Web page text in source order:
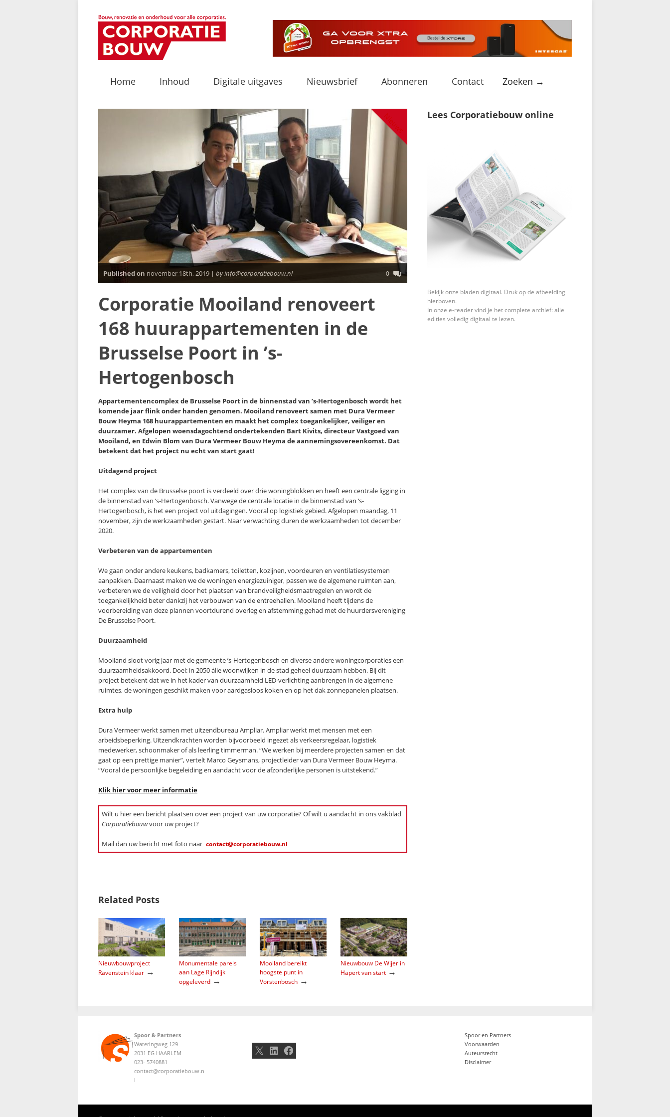
Home Inhoud Digitale uitgaves Nieuwsbrief Abonneren Contact Zoeken →
Nieuws
Published on november 18th, 2019 | by info@corporatiebouw.nl 0
Corporatie Mooiland renoveert
168 huurappartementen in de
Brusselse Poort in ’s-
Hertogenbosch
Appartementencomplex de Brusselse Poort in de binnenstad van ’s-Hertogenbosch wordt het
komende jaar flink onder handen genomen. Mooiland renoveert samen met Dura Vermeer
Bouw Heyma 168 huurappartementen en maakt het complex toegankelijker, veiliger en
duurzamer. Afgelopen woensdagochtend ondertekenden Bart Kivits, directeur Vastgoed van
Mooiland, en Edwin Blom van Dura Vermeer Bouw Heyma de aannemingsovereenkomst. Dat
betekent dat het project nu echt van start gaat!
Uitdagend project
Het complex van de Brusselse poort is verdeeld over drie woningblokken en heeft een centrale ligging in
de binnenstad van ‘s-Hertogenbosch. Vanwege de centrale locatie in de binnenstad van ‘s-
Hertogenbosch, is het een project vol uitdagingen. Vooral op logistiek gebied. Afgelopen maandag, 11
november, zijn de werkzaamheden gestart. Naar verwachting duren de werkzaamheden tot december
2020.
Verbeteren van de appartementen
We gaan onder andere keukens, badkamers, toiletten, kozijnen, voordeuren en ventilatiesystemen
aanpakken. Daarnaast maken we de woningen energiezuiniger, passen we de algemene ruimten aan,
verbeteren we de veiligheid door het plaatsen van brandveiligheidsmaatregelen en wordt de
toegankelijkheid beter dankzij het verbouwen van de entreehallen. Mooiland heeft tijdens de
voorbereiding van deze plannen voortdurend overleg en afstemming gehad met de huurdersvereniging
De Brusselse Poort.
Duurzaamheid
Mooiland sloot vorig jaar met de gemeente ’s-Hertogenbosch en diverse andere woningcorporaties een
duurzaamheidsakkoord. Doel: in 2050 álle woonwijken in de stad geheel duurzaam hebben. Bij dit
project betekent dat we in het kader van duurzaamheid LED-verlichting aanbrengen in de algemene
ruimtes, de woningen geschikt maken voor aardgasloos koken en op het dak zonnepanelen plaatsen.
Extra hulp
Dura Vermeer werkt samen met uitzendbureau Ampliar. Ampliar werkt met mensen met een
arbeidsbeperking. Uitzendkrachten worden bijvoorbeeld ingezet als verkeersregelaar, logistiek
medewerker, schoonmaker of als leerling timmerman. “We werken bij meerdere projecten samen en dat
gaat op een prettige manier”, vertelt Marco Geysmans, projectleider van Dura Vermeer Bouw Heyma.
“Vooral de persoonlijke begeleiding en aandacht voor de afzonderlijke personen is uitstekend.”
Klik hier voor meer informatie
Wilt u hier een bericht plaatsen over een project van uw corporatie? Of wilt u aandacht in ons vakblad
Corporatiebouwvoor uw project?
Mail dan uw bericht met foto naar contact@corporatiebouw.nl
Related Posts
Nieuwbouwproject
Ravenstein klaar →
Monumentale parels
aan Lage Rijndijk
opgeleverd →
Mooiland bereikt
hoogste punt in
Vorstenbosch →
Nieuwbouw De Wijer in
Hapert van start →
Lees Corporatiebouw online
Bekijk onze bladen digitaal. Druk op de afbeelding
hierboven.
In onze e-reader vind je het complete archief: alle
edities volledig digitaal te lezen.
Spoor & Partners
Wateringweg 129
2031 EG HAARLEM
023- 5740881
contact@corporatiebouw.n
l
X LinkedIn
Facebook
Spoor en Partners
Voorwaarden
Auteursrecht
Disclaimer